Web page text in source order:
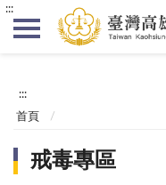
:::
:::
首頁
戒毒專區